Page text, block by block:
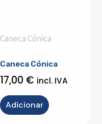
Caneca Cónica
Caneca Cónica
17,00 € incl. IVA
Adicionar